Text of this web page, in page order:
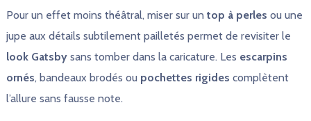
Pour un effet moins théâtral, miser sur un top à perles ou une
jupe aux détails subtilement pailletés permet de revisiter le
look Gatsbysans tomber dans la caricature. Les escarpins
ornés, bandeaux brodés ou pochettes rigides complètent
l’allure sans fausse note.